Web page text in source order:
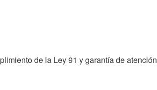
de la Ley 91 y garantía de atención